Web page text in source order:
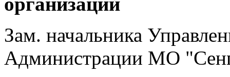
Зам. начальника
Администрации МО